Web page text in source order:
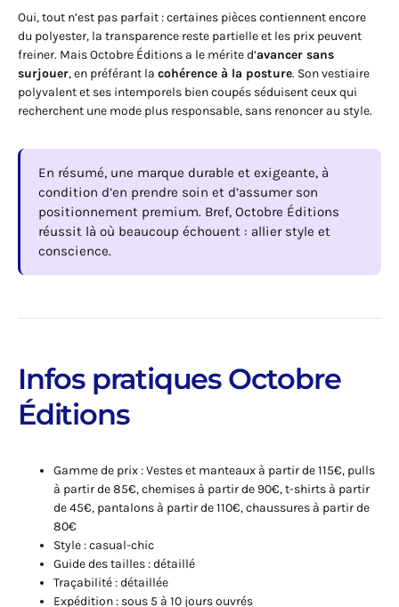
Oui, tout n’est pas parfait : certaines pièces contiennent encore
du polyester, la transparence reste partielle et les prix peuvent
freiner. Mais Octobre Éditions a le mérite d’avancer sans
surjouer, en préférant la cohérence à la posture. Son vestiaire
polyvalent et ses intemporels bien coupés séduisent ceux qui
recherchent une mode plus responsable, sans renoncer au style.
En résumé, une marque durable et exigeante, à
condition d’en prendre soin et d’assumer son
positionnement premium. Bref, Octobre Éditions
réussit là où beaucoup échouent : allier style et
conscience.
Infos pratiques Octobre
Éditions
Gamme de prix : Vestes et manteaux à partir de 115€, pulls
à partir de 85€, chemises à partir de 90€, t-shirts à partir
de 45€, pantalons à partir de 110€, chaussures à partir de
80€
Style : casual-chic
Guide des tailles : détaillé
Traçabilité : détaillée
Expédition : sous 5 à 10 jours ouvrés